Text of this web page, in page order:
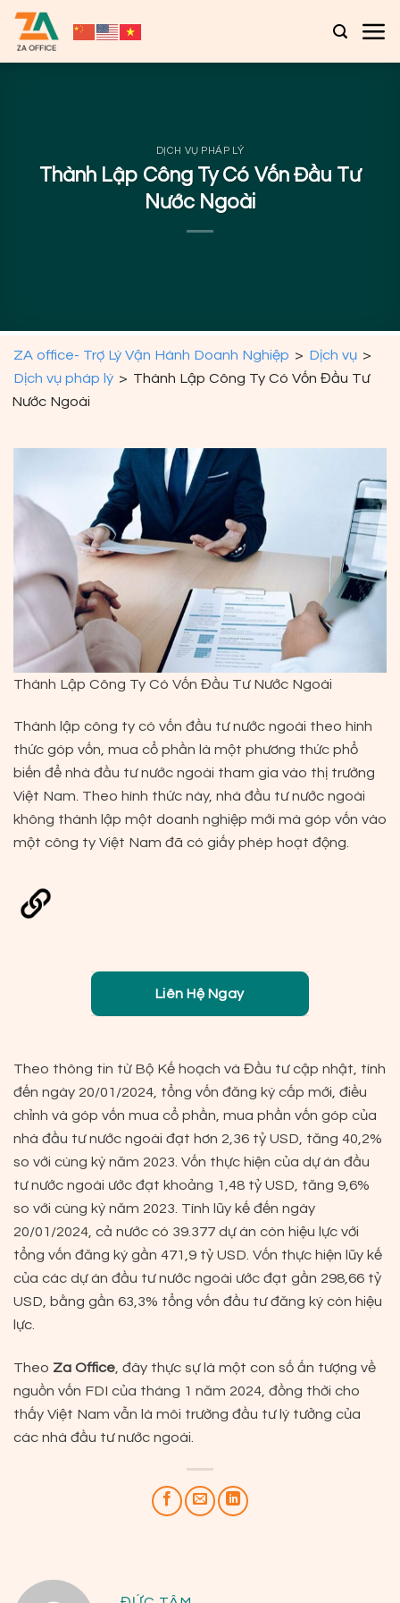
Bỏ
qua
DỊCH VỤ PHÁP LÝ
Thành Lập Công Ty Có Vốn Đầu Tư
Nước Ngoài
ZA office- Trợ Lý Vận Hành Doanh Nghiệp > Dịch vụ >
Dịch vụ pháp lý > Thành Lập Công Ty Có Vốn Đầu Tư
Nước Ngoài
Thành Lập Công Ty Có Vốn Đầu Tư Nước Ngoài
Thành lập công ty có vốn đầu tư nước ngoài theo hình
thức góp vốn, mua cổ phần là một phương thức phổ
biến để nhà đầu tư nước ngoài tham gia vào thị trường
Việt Nam. Theo hình thức này, nhà đầu tư nước ngoài
không thành lập một doanh nghiệp mới mà góp vốn vào
một công ty Việt Nam đã có giấy phép hoạt động.
Liên Hệ Ngay
Theo thông tin từ Bộ Kế hoạch và Đầu tư cập nhật, tính
đến ngày 20/01/2024, tổng vốn đăng ký cấp mới, điều
chỉnh và góp vốn mua cổ phần, mua phần vốn góp của
nhà đầu tư nước ngoài đạt hơn 2,36 tỷ USD, tăng 40,2%
so với cùng kỳ năm 2023. Vốn thực hiện của dự án đầu
tư nước ngoài ước đạt khoảng 1,48 tỷ USD, tăng 9,6%
so với cùng kỳ năm 2023. Tính lũy kế đến ngày
20/01/2024, cả nước có 39.377 dự án còn hiệu lực với
tổng vốn đăng ký gần 471,9 tỷ USD. Vốn thực hiện lũy kế
của các dự án đầu tư nước ngoài ước đạt gần 298,66 tỷ
USD, bằng gần 63,3% tổng vốn đầu tư đăng ký còn hiệu
lực.
Theo Za Office , đây thực sự là một con số ấn tượng về
nguồn vốn FDI của tháng 1 năm 2024, đồng thời cho
thấy Việt Nam vẫn là môi trường đầu tư lý tưởng của
các nhà đầu tư nước ngoài.